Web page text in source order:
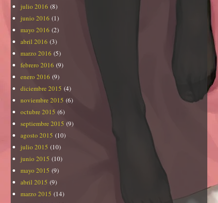
julio 2016 (8)
junio 2016 (1)
mayo 2016 (2)
abril 2016 (3)
marzo 2016 (5)
febrero 2016 (9)
enero 2016 (9)
diciembre 2015 (4)
noviembre 2015 (6)
octubre 2015 (6)
septiembre 2015 (9)
agosto 2015 (10)
julio 2015 (10)
junio 2015 (10)
mayo 2015 (9)
abril 2015 (9)
marzo 2015 (14)